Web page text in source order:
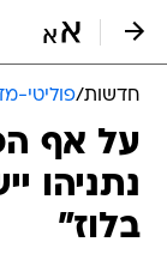
חדשות/פוליטי-
על אף
נתניהו
בלוז"